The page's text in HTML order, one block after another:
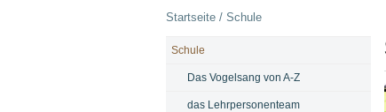
Startseite / Schule
NAVIGATION
Schule
Das Vogelsang von A-Z
das Lehrpersonenteam